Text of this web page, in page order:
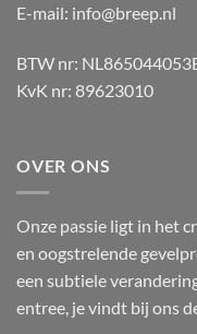
E-mail: info@breep.nl
BTW nr:
KvK nr: 89623010
OVER ONS
Onze passie ligt in het
en oogstrelende
een subtiele
entree, je vindt bij ons